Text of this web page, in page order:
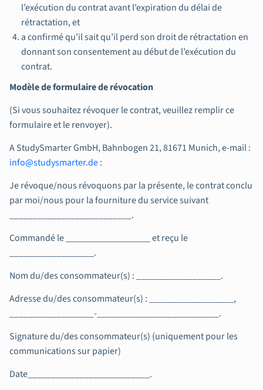
l’exécution du contrat avant l’expiration du délai de
rétractation, et
a confirmé qu’il sait qu’il perd son droit de rétractation en
donnant son consentement au début de l’exécution du
contrat.
Modèle de formulaire de révocation
(Si vous souhaitez révoquer le contrat, veuillez remplir ce
formulaire et le renvoyer).
A StudySmarter GmbH, Bahnbogen 21, 81671 Munich, e-mail :
info@studysmarter.de:
Je révoque/nous révoquons par la présente, le contrat conclu
par moi/nous pour la fourniture du service suivant
__________________________.
Commandé le __________________ et reçu le
__________________.
Nom du/des consommateur(s) : __________________.
Adresse du/des consommateur(s) : __________________,
__________________-__________________________.
Signature du/des consommateur(s) (uniquement pour les
communications sur papier)
Date__________________________.